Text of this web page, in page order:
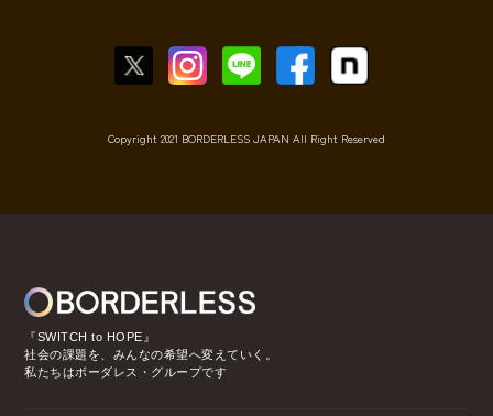
Copyright 2021 BORDERLESS JAPAN All Right Reserved
『SWITCH to HOPE』
社会の課題を、みんなの希望へ変えていく。
私たちはボーダレス・グループです